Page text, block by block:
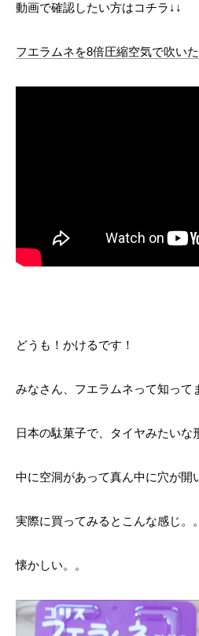
動画で確認したい方はコチラ↓↓
フエラムネを8倍圧縮空気で吹いた
どうも！かけるです！
みなさん、フエラムネって知って
日本の駄菓子で、タイヤみたいな
中に空洞があって真ん中に穴が開
実際に買ってみるとこんな感じ。。
懐かしい。。